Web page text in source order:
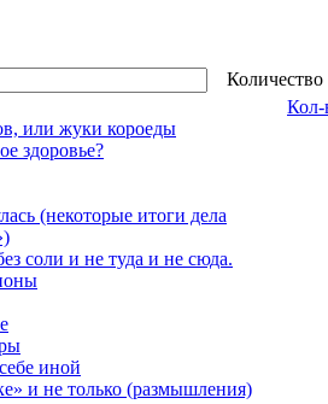
Кол-
или жуки короеды
здоровье?
(некоторые итоги дела
соли и не туда и не сюда.
иной
и не только (размышления)